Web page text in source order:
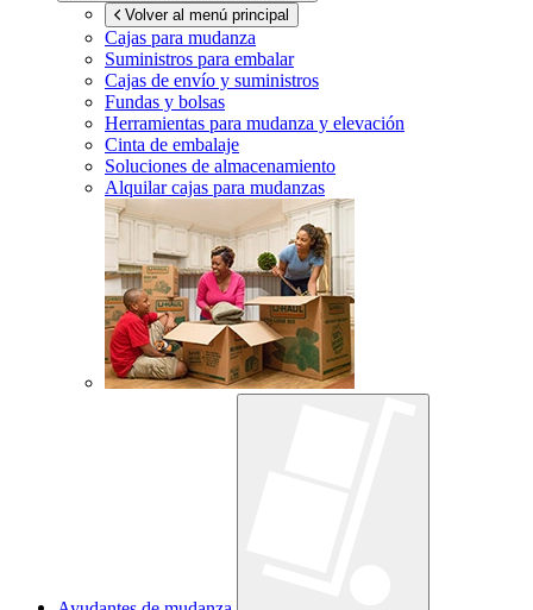
Volver al menú principal
Cajas para mudanza
Suministros para embalar
Cajas de envío y suministros
Fundas y bolsas
Herramientas para mudanza y elevación
Cinta de embalaje
Soluciones de almacenamiento
Alquilar cajas para mudanzas